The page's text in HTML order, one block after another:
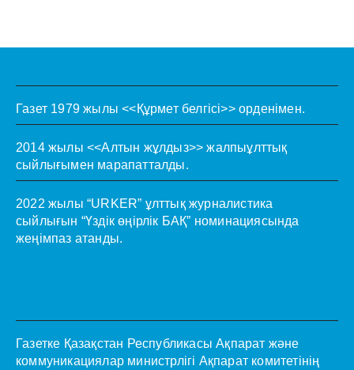
Газет 1979 жылы <<Құрмет белгісі>> орденімен.
2014 жылы <<Алтын жұлдыз>> жалпыұлттық
сыйлығымен марапатталды.
2022 жылы “URKER” ұлттық журналистика
сыйлығын “Үздік өңірлік БАҚ” номинациясында
жеңімпаз атанды.
Газетке Қазақстан Республикасы Ақпарат және
коммуникациялар министрлігі Ақпарат комитетінің